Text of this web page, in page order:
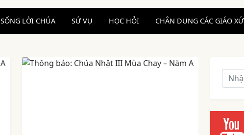
SỐNG LỜI CHÚA SỨ VỤ HỌC HỎI CHÂN DUNG CÁC GIÁO XỨ